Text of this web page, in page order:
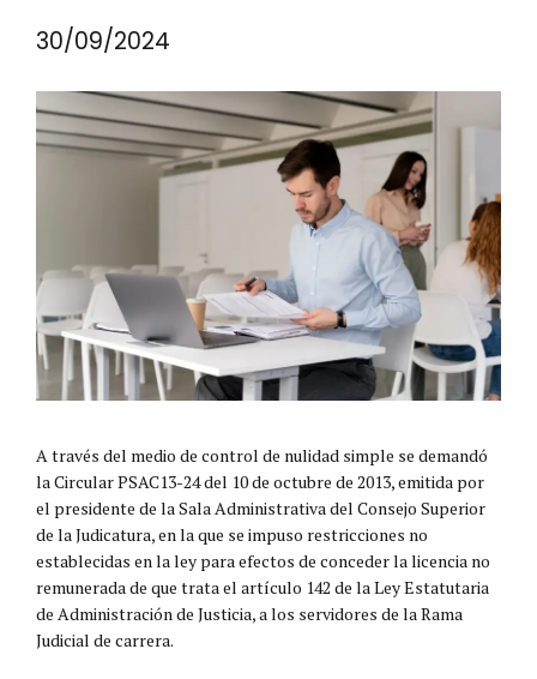
30/09/2024
A través del medio de control de nulidad simple se demandó
la Circular PSAC13-24 del 10 de octubre de 2013, emitida por
el presidente de la Sala Administrativa del Consejo Superior
de la Judicatura, en la que se impuso restricciones no
establecidas en la ley para efectos de conceder la licencia no
remunerada de que trata el artículo 142 de la Ley Estatutaria
de Administración de Justicia, a los servidores de la Rama
Judicial de carrera.